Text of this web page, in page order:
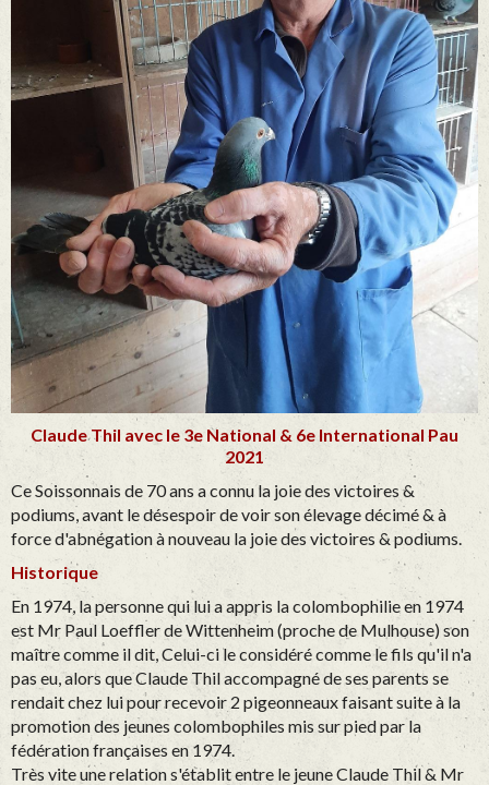
Claude Thil avec le 3e National & 6e International Pau
2021
Ce Soissonnais de 70 ans a connu la joie des victoires &
podiums, avant le désespoir de voir son élevage décimé & à
force d'abnégation à nouveau la joie des victoires & podiums.
Historique
En 1974, la personne qui lui a appris la colombophilie en 1974
est Mr Paul Loeffler de Wittenheim (proche de Mulhouse) son
maître comme il dit, Celui-ci le considéré comme le fils qu'il n'a
pas eu, alors que Claude Thil accompagné de ses parents se
rendait chez lui pour recevoir 2 pigeonneaux faisant suite à la
promotion des jeunes colombophiles mis sur pied par la
fédération françaises en 1974.
Très vite une relation s'établit entre le jeune Claude Thil & Mr